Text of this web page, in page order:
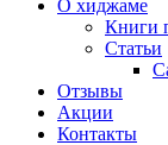
О хиджаме
Книги
Статьи
Отзывы
Акции
Контакты